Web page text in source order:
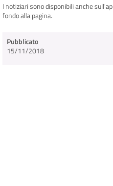
IN VIAGGIO
I notiziari sono disponibili anche
fondo alla pagina.
Pubblicato
15/11/2018